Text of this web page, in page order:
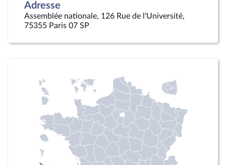
Adresse
Assemblée nationale, 126 Rue de l'Université,
75355 Paris 07 SP